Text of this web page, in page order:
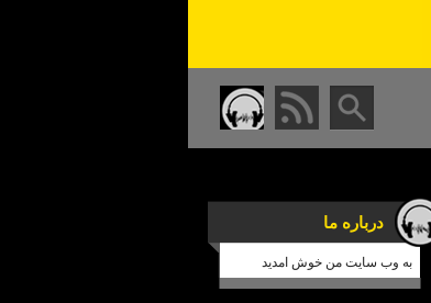
درباره ما
به وب سایت من خوش امدید